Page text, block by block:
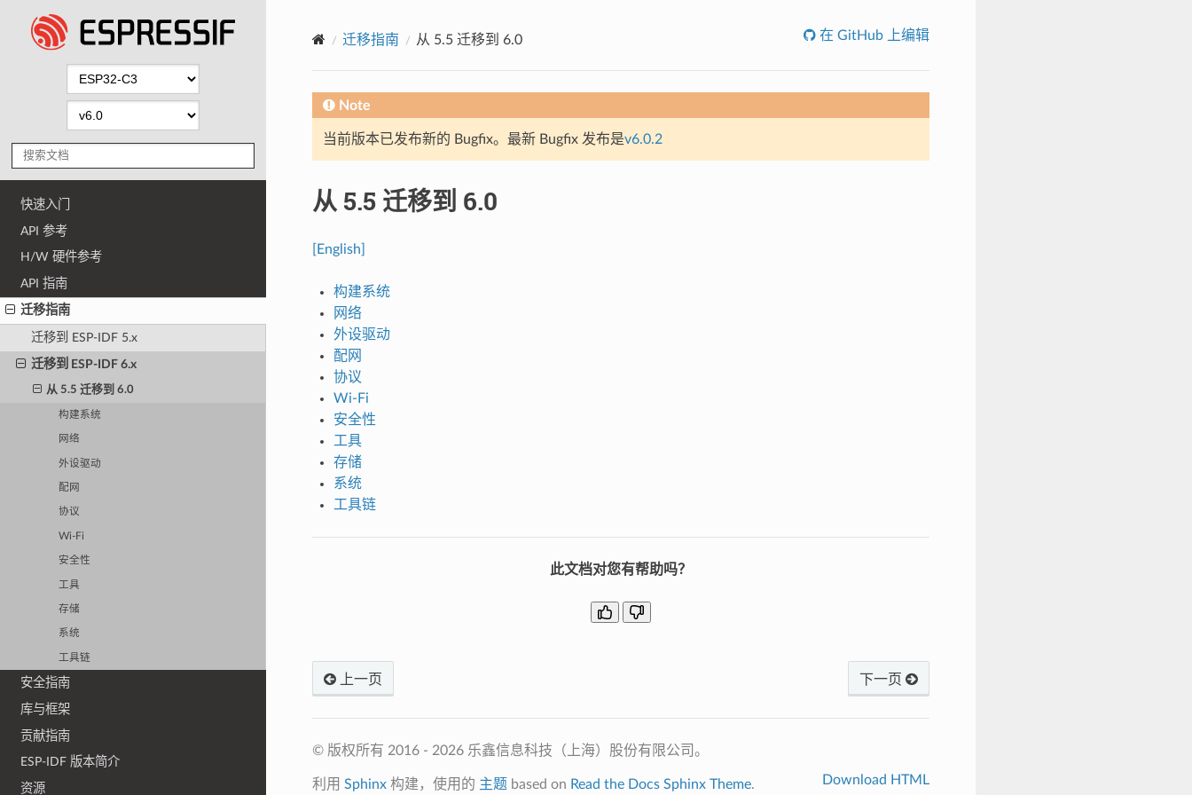
快速入门
API 参考
H/W 硬件参考
API 指南
迁移指南
迁移到 ESP-IDF 5.x
迁移到 ESP-IDF 6.x
从 5.5 迁移到 6.0
构建系统
网络
外设驱动
配网
协议
Wi-Fi
安全性
工具
存储
系统
工具链
安全指南
库与框架
贡献指南
ESP-IDF 版本简介
资源
迁移指南 从 5.5 迁移到 6.0 在 GitHub 上编辑
Note
当前版本已发布新的 Bugfix。最新 Bugfix 发布是v6.0.2
从 5.5 迁移到 6.0
[English]
构建系统
网络
外设驱动
配网
协议
Wi-Fi
安全性
工具
存储
系统
工具链
此文档对您有帮助吗？
上一页 下一页
© 版权所有 2016 - 2026 乐鑫信息科技（上海）股份有限公司。
利用 Sphinx构建，使用的 主题 based on Read the Docs Sphinx Theme. Download HTML